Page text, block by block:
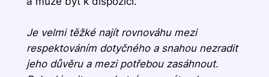
Je velmi těžké najít rovnováhu mezi
respektováním dotyčného a snahou nezradit
jeho důvěru a mezi potřebou zasáhnout.